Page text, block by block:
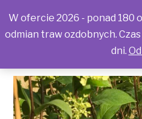
W ofercie 2026 - ponad 180
odmian traw ozdobnych.
dni.